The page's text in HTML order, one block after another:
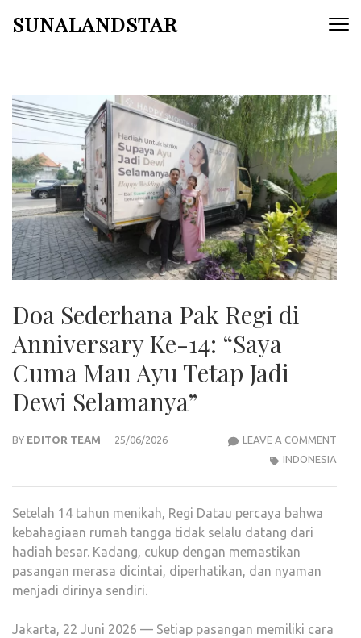
SUNALANDSTAR
Doa Sederhana Pak Regi di
Anniversary Ke-14: “Saya
Cuma Mau Ayu Tetap Jadi
Dewi Selamanya”
BY EDITOR TEAM 25/06/2026 LEAVE A COMMENT
INDONESIA
Setelah 14 tahun menikah, Regi Datau percaya bahwa
kebahagiaan rumah tangga tidak selalu datang dari
hadiah besar. Kadang, cukup dengan memastikan
pasangan merasa dicintai, diperhatikan, dan nyaman
menjadi dirinya sendiri.
Jakarta, 22 Juni 2026 — Setiap pasangan memiliki cara